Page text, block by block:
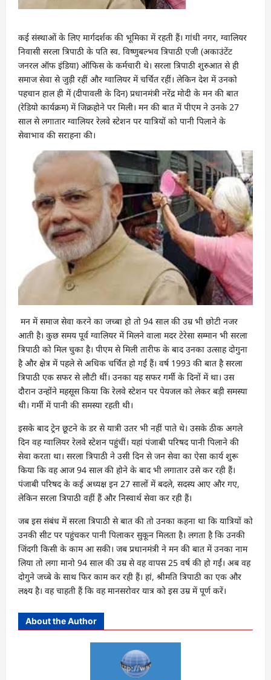
कई संस्थाओं के लिए मार्गदर्शक की भूमिका में रहती हैं। गांधी नगर, ग्वालियर
निवासी सरला त्रिपाठी के पति स्व. विष्णुबल्भव त्रिपाठी एजी (अकाउंटेंट
जनरल ऑफ इंडिया) ऑफिस के कर्मचारी थे। सरला त्रिपाठी शुरुआत से ही
समाज सेवा से जुड़ी रहीं और ग्वालियर में चर्चित रहीं। लेकिन देश में उनको
पहचान हाल ही में (दीपावली के दिन) प्रधानमंत्री नरेंद्र मोदी के मन की बात
(रेडियो कार्यक्रम) में जिक्रहोने पर मिली। मन की बात में पीएम ने उनके 27
साल से लगातार ग्वालियर रेलवे स्टेशन पर यात्रियों को पानी पिलाने के
सेवाभाव की सराहना की।
मन में समाज सेवा करने का जच्बा हो तो 94 साल की उम्र भी छोटी नजर
आती है। कुछ समय पूर्व ग्वालियर में मिलने वाला मदर टेरेसा सम्मान भी सरला
त्रिपाठी को मिल चुका है। पीएम से मिली तारीफ के बाद उनका उत्साह दोगुना
है और क्षेत्र में पहले से अधिक चर्चित हो गईं हैं। वर्ष 1993 की बात है सरला
त्रिपाठी एक सफर से लौटी थीं। उनका यह सफर गर्मी के दिनों में था। उस
दौरान उन्होंने महसूस किया कि रेलवे स्टेशन पर पेयजल को लेकर बड़ी समस्या
थी। गर्मी में पानी की समस्या रहती थी।
इसके बाद ट्रेन छूटने के डर से यात्री उतर भी नहीं पाते थे। उसके ठीक अगले
दिन वह ग्वालियर रेलवे स्टेशन पहुंचीं। यहां पंजाबी परिषद पानी पिलाने की
सेवा करता था। सरला त्रिपाठी ने उसी दिन से जन सेवा का ऐसा कार्य शुरू
किया कि वह आज 94 साल की होने के बाद भी लगातार उसे कर रही हैं।
पंजाबी परिषद के कई अध्यक्ष इन 27 सालों में बदले, सदस्य आए और गए,
लेकिन सरला त्रिपाठी वहीं हैं और निस्वार्थ सेवा कर रही हैं।
जब इस संबंध में सरला त्रिपाठी से बात की तो उनका कहना था कि यात्रियों को
उनकी सीट पर पहुंचकर पानी पिलाकर सुकून मिलता है। लगता है कि उनकी
जिंदगी किसी के काम आ सकी। जब प्रधानमंत्री ने मन की बात में उनका नाम
लिया तो लगा मानो 94 साल की उम्र से वह वापस 25 वर्ष की हो गईं। अब वह
दोगुने जच्बे के साथ फिर काम कर रही हैं। हां, श्रीमति त्रिपाठी का एक और
लक्ष्य है। वह चाहती हैं कि वह मानसरोवर यात्र को इस उम्र में पूर्ण करें।
About the Author